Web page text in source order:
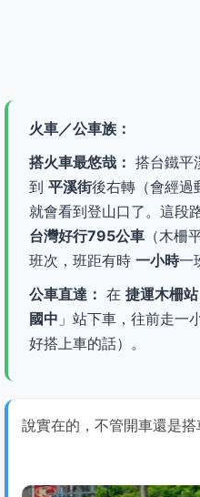
火車／公車族：
搭火車最悠哉： 搭台鐵平
到 平溪街後右轉（會經過
就會看到登山口了。這段
台灣好行795公車 （木柵
班次，班距有時 一小時一
公車直達： 在 捷運木柵站
國中 」站下車，往前走一
好搭上車的話）。
說實在的，不管開車還是